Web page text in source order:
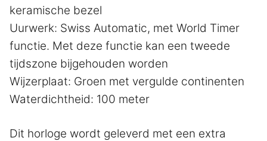
keramische bezel
Uurwerk: Swiss Automatic, met World Timer
functie. Met deze functie kan een tweede
tijdszone bijgehouden worden
Wijzerplaat: Groen met vergulde continenten
Waterdichtheid: 100 meter
Dit horloge wordt geleverd met een extra